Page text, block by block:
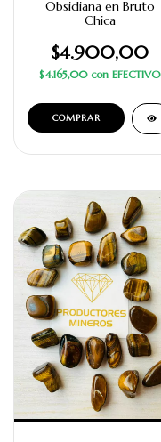
Obsidiana en Bruto
Chica
$4.900,00
$4.165,00 con EFECTIVO